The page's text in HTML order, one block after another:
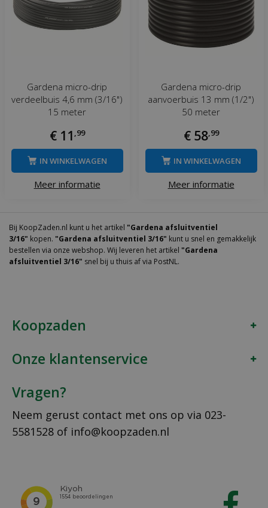
Gardena micro-drip
verdeelbuis 4,6 mm (3/16")
15 meter
€ 11 ,99
Meer informatie
IN WINKELWAGEN
Gardena micro-drip
aanvoerbuis 13 mm (1/2")
50 meter
€ 58,99
Meer informatie
IN WINKELWAGEN
Bij KoopZaden.nl kunt u het artikel "Gardena afsluitventiel
3/16" kopen. "Gardena afsluitventiel 3/16" kunt u snel en gemakkelijk
bestellen via onze webshop. Wij leveren het artikel "Gardena
afsluitventiel 3/16" snel bij u thuis af via PostNL.
Koopzaden
Onze klantenservice
Vragen?
Neem gerust contact met ons op via 023-
5581528 of info@koopzaden.nl